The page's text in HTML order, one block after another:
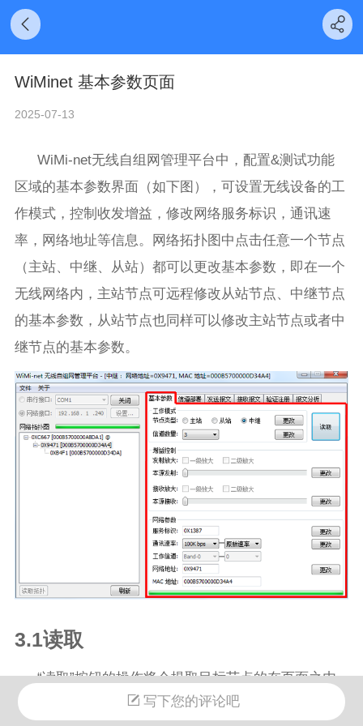
WiMinet 基本参数页面
2025-07-13
WiMi-net无线自组网管理平台中，配置&测试功能
区域的基本参数界面（如下图），可设置无线设备的工
作模式，控制收发增益，修改网络服务标识，通讯速
率，网络地址等信息。网络拓扑图中点击任意一个节点
（主站、中继、从站）都可以更改基本参数，即在一个
无线网络内，主站节点可远程修改从站节点、中继节点
的基本参数，从站节点也同样可以修改主站节点或者中
继节点的基本参数。
3.1读取
“读取”按钮的操作将会提取目标节点的在页面之内
的所有的参数，具体细节如下：
写下您的评论吧